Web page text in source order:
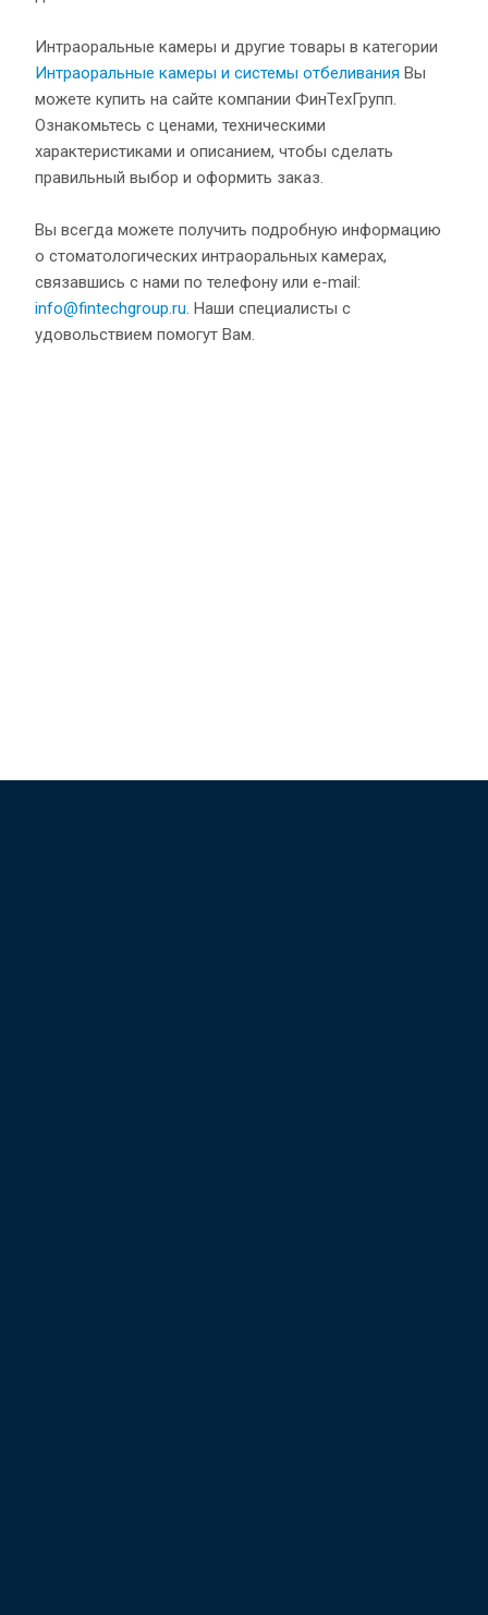
Интраоральные камеры и другие товары в категории
Интраоральные камеры и системы отбеливания Вы
можете купить на сайте компании ФинТехГрупп.
Ознакомьтесь с ценами, техническими
характеристиками и описанием, чтобы сделать
правильный выбор и оформить заказ.
Вы всегда можете получить подробную информацию
о стоматологических интраоральных камерах,
связавшись с нами по телефону или e-mail:
info@fintechgroup.ru. Наши специалисты с
удовольствием помогут Вам.